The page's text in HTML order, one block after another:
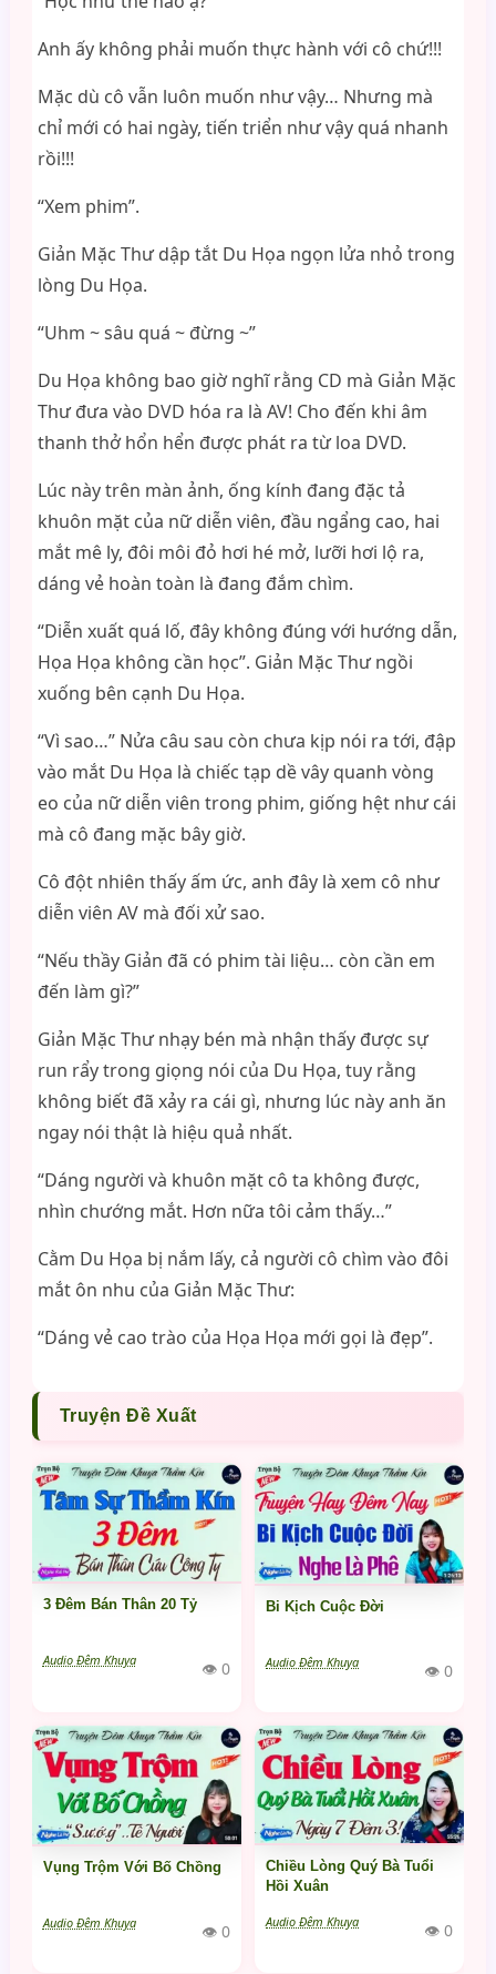
Anh ấy không phải muốn thực hành với cô chứ!!!
Mặc dù cô vẫn luôn muốn như vậy… Nhưng mà
chỉ mới có hai ngày, tiến triển như vậy quá nhanh
rồi!!!
“Xem phim”.
Giản Mặc Thư dập tắt Du Họa ngọn lửa nhỏ trong
lòng Du Họa.
“Uhm ~ sâu quá ~ đừng ~”
Du Họa không bao giờ nghĩ rằng CD mà Giản Mặc
Thư đưa vào DVD hóa ra là AV! Cho đến khi âm
thanh thở hổn hển được phát ra từ loa DVD.
Lúc này trên màn ảnh, ống kính đang đặc tả
khuôn mặt của nữ diễn viên, đầu ngẩng cao, hai
mắt mê ly, đôi môi đỏ hơi hé mở, lưỡi hơi lộ ra,
dáng vẻ hoàn toàn là đang đắm chìm.
“Diễn xuất quá lố, đây không đúng với hướng dẫn,
Họa Họa không cần học”. Giản Mặc Thư ngồi
xuống bên cạnh Du Họa.
“Vì sao…” Nửa câu sau còn chưa kịp nói ra tới, đập
vào mắt Du Họa là chiếc tạp dề vây quanh vòng
eo của nữ diễn viên trong phim, giống hệt như cái
mà cô đang mặc bây giờ.
Cô đột nhiên thấy ấm ức, anh đây là xem cô như
diễn viên AV mà đối xử sao.
“Nếu thầy Giản đã có phim tài liệu… còn cần em
đến làm gì?”
Giản Mặc Thư nhạy bén mà nhận thấy được sự
run rẩy trong giọng nói của Du Họa, tuy rằng
không biết đã xảy ra cái gì, nhưng lúc này anh ăn
ngay nói thật là hiệu quả nhất.
“Dáng người và khuôn mặt cô ta không được,
nhìn chướng mắt. Hơn nữa tôi cảm thấy…”
Cằm Du Họa bị nắm lấy, cả người cô chìm vào đôi
mắt ôn nhu của Giản Mặc Thư:
“Dáng vẻ cao trào của Họa Họa mới gọi là đẹp”.
Truyện Đề Xuất
3 Đêm Bán Thân 20 Tỷ
Audio Đêm Khuya 👁 0
Bi Kịch Cuộc Đời
Audio Đêm Khuya 👁 0
Vụng Trộm Với Bố Chồng
Audio Đêm Khuya 👁 0
Chiều Lòng Quý Bà Tuổi
Hồi Xuân
Audio Đêm Khuya 👁 0